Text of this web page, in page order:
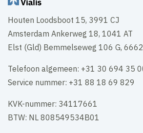
Houten Loodsboot 15, 3991 CJ
Amsterdam Ankerweg 18, 1041 AT
Elst (Gld) Bemmelseweg 106 G,
Telefoon algemeen: +31 30 694 35
Service nummer: +31 88 18 69 829
KVK-nummer: 34117661
BTW: NL 808549534B01